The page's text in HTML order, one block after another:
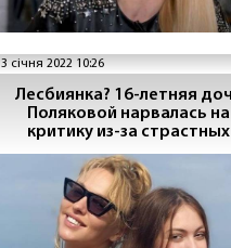
3 січня 2022 10:26
Лесбиянка? 16-летняя
Поляковой нарвалась на
критику из-за страстных
поцелуев на камеру.